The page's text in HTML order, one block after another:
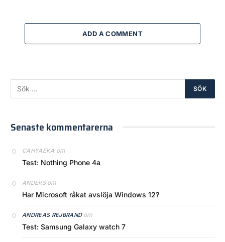
ADD A COMMENT
Senaste kommentarerna
CAHYAEKA om
Test: Nothing Phone 4a
ANDERSom
Har Microsoft råkat avslöja Windows 12?
ANDREAS REJBRANDom
Test: Samsung Galaxy watch 7